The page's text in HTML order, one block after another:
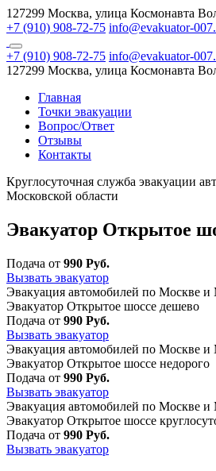
127299 Москва, улица Космонавта
+7 (910) 908-72-75 info@evakuator-
+7 (910) 908-72-75 info@evakuator-
127299 Москва, улица Космонавта
Главная
Точки эвакуации
Вопрос/Ответ
Отзывы
Контакты
Круглосуточная служба эвакуации
Московской области
Эвакуатор Открытое
Подача от 990 Руб.
Вызвать эвакуатор
Эвакуация автомобилей по Москве и
Эвакуатор Открытое шоссе дешево
Подача от 990 Руб.
Вызвать эвакуатор
Эвакуация автомобилей по Москве и
Эвакуатор Открытое шоссе недорого
Подача от 990 Руб.
Вызвать эвакуатор
Эвакуация автомобилей по Москве и
Эвакуатор Открытое шоссе
Подача от 990 Руб.
Вызвать эвакуатор